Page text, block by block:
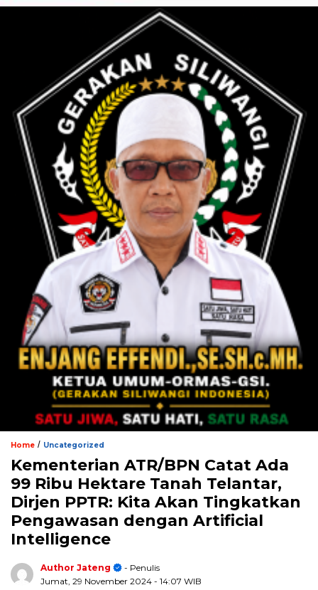
Home / Uncategorized
Kementerian ATR/BPN Catat Ada
99 Ribu Hektare Tanah Telantar,
Dirjen PPTR: Kita Akan Tingkatkan
Pengawasan dengan Artificial
Intelligence
Author Jateng
- Penulis
Jumat, 29 November 2024 - 14:07 WIB